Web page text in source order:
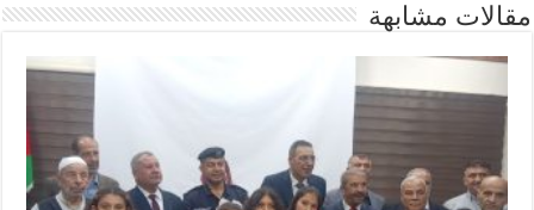
مقالات مشابهة